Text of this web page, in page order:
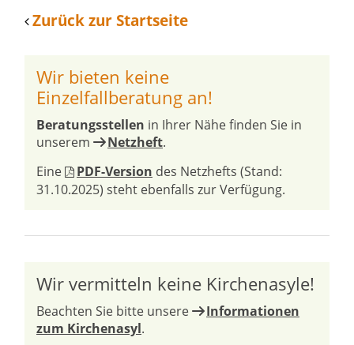
Zurück zur Startseite
Wir bieten keine
Einzelfallberatung an!
Beratungsstellen in Ihrer Nähe finden Sie in
unserem
Netzheft.
Eine
PDF-Version des Netzhefts (Stand:
31.10.2025) steht ebenfalls zur Verfügung.
Wir vermitteln keine Kirchenasyle!
Beachten Sie bitte unsere
Informationen
zum Kirchenasyl.